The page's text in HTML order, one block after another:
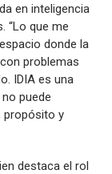
en inteligencia
“Lo que me
donde la
problemas
IDIA es una
puede
propósito y
destaca el rol